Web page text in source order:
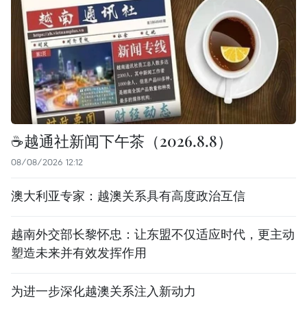
☕️越通社新闻下午茶（2026.8.8）
08/08/2026 12:12
澳大利亚专家：越澳关系具有高度政治互信
越南外交部长黎怀忠：让东盟不仅适应时代，更主动
塑造未来并有效发挥作用
为进一步深化越澳关系注入新动力